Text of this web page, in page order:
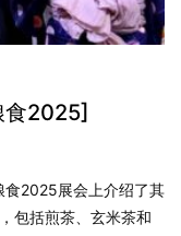
食2025]
食2025展会上介绍了其
包括煎茶、玄米茶和